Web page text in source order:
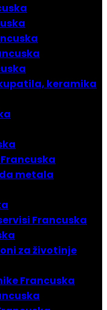
keramika
metala
Francuska
za životinje
Francuska